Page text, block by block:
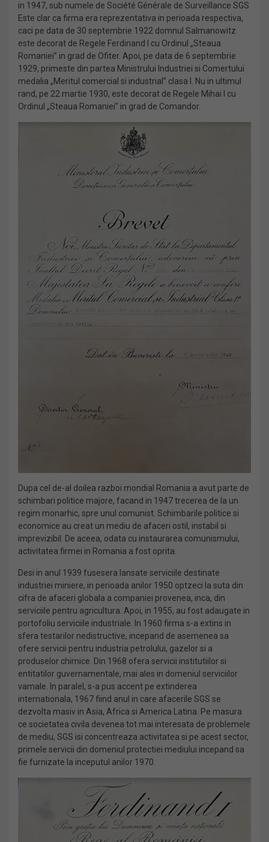
in 1947, sub numele de Société Générale de Surveillance SGS.
Este clar ca firma era reprezentativa in perioada respectiva,
caci pe data de 30 septembrie 1922 domnul Salmanowitz
este decorat de Regele Ferdinand I cu Ordinul „Steaua
Romaniei” in grad de Ofiter. Apoi, pe data de 6 septembrie
1929, primeste din partea Ministrului Industriei si Comertului
medalia „Meritul comercial si industrial” clasa I. Nu in ultimul
rand, pe 22 martie 1930, este decorat de Regele Mihai I cu
Ordinul „Steaua Romaniei” in grad de Comandor.
Dupa cel de-al doilea razboi mondial Romania a avut parte de
schimbari politice majore, facand in 1947 trecerea de la un
regim monarhic, spre unul comunist. Schimbarile politice si
economice au creat un mediu de afaceri ostil, instabil si
imprevizibil. De aceea, odata cu instaurarea comunismului,
activitatea firmei in Romania a fost oprita.
Desi in anul 1939 fusesera lansate serviciile destinate
industriei miniere, in perioada anilor 1950 optzeci la suta din
cifra de afaceri globala a companiei provenea, inca, din
serviciile pentru agricultura. Apoi, in 1955, au fost adaugate in
portofoliu serviciile industriale. In 1960 firma s-a extins in
sfera testarilor nedistructive, incepand de asemenea sa
ofere servicii pentru industria petrolului, gazelor si a
produselor chimice. Din 1968 ofera servicii institutiilor si
entitatilor guvernamentale, mai ales in domeniul serviciilor
vamale. In paralel, s-a pus accent pe extinderea
internationala, 1967 fiind anul in care afacerile SGS se
dezvolta masiv in Asia, Africa si America Latina. Pe masura
ce societatea civila devenea tot mai interesata de problemele
de mediu, SGS isi concentreaza activitatea si pe acest sector,
primele servicii din domeniul protectiei mediului incepand sa
fie furnizate la inceputul anilor 1970.